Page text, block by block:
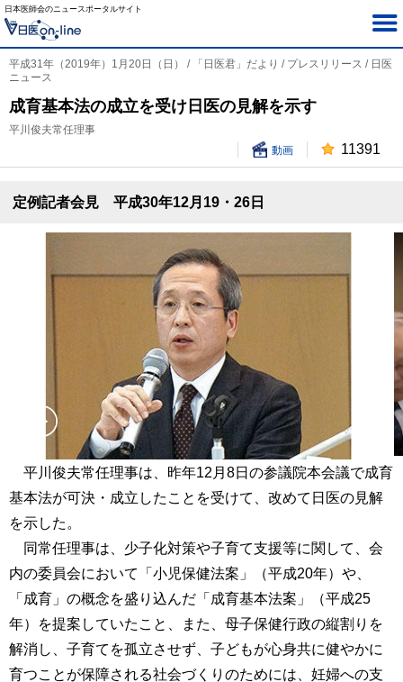
日本医師会のニュースポータルサイト
平成31年（2019年）1月20日（日） / 「日医君」だより / プレスリリース / 日医
ニュース
成育基本法の成立を受け日医の見解を示す
平川俊夫常任理事
動画
11391
定例記者会見 平成30年12月19・26日
平川俊夫常任理事は、昨年12月8日の参議院本会議で成育
基本法が可決・成立したことを受けて、改めて日医の見解
を示した。
同常任理事は、少子化対策や子育て支援等に関して、会
内の委員会において「小児保健法案」（平成20年）や、
「成育」の概念を盛り込んだ「成育基本法案」（平成25
年）を提案していたこと、また、母子保健行政の縦割りを
解消し、子育てを孤立させず、子どもが心身共に健やかに
育つことが保障される社会づくりのためには、妊婦への支